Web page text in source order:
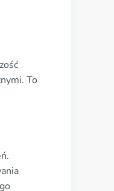
To